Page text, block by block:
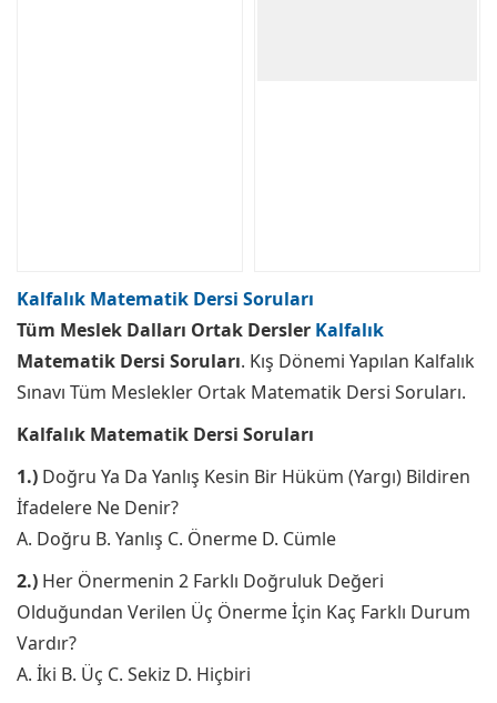
Kalfalık Matematik Dersi Soruları
Tüm Meslek Dalları Ortak Dersler Kalfalık
Matematik Dersi Soruları. Kış Dönemi Yapılan Kalfalık
Sınavı Tüm Meslekler Ortak Matematik Dersi Soruları.
Kalfalık Matematik Dersi Soruları
1.) Doğru Ya Da Yanlış Kesin Bir Hüküm (Yargı) Bildiren
İfadelere Ne Denir?
A. Doğru B. Yanlış C. Önerme D. Cümle
2.) Her Önermenin 2 Farklı Doğruluk Değeri
Olduğundan Verilen Üç Önerme İçin Kaç Farklı Durum
Vardır?
A. İki B. Üç C. Sekiz D. Hiçbiri